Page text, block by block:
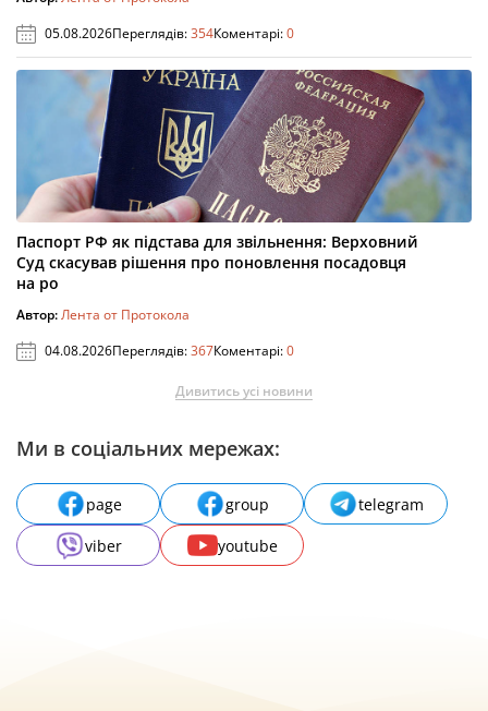
05.08.2026Переглядів:354Коментарі:0
Паспорт РФ як підстава для звільнення: Верховний
Суд скасував рішення про поновлення посадовця
на ро
Автор:Лента от Протокола
04.08.2026Переглядів:367Коментарі:0
Дивитись усі новини
Ми в соціальних мережах:
page group
telegram
viber
youtube